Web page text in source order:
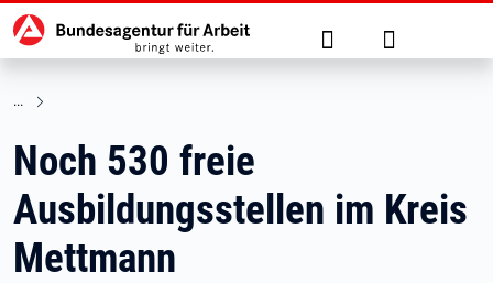
zu den Hauptinhalten springen
Hauptnavigation Suche Anmelden
Noch 530 freie
Ausbildungsstellen im Kreis
Mettmann